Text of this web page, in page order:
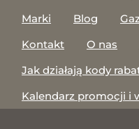
Marki
Blog
Kontakt
O nas
Jak działają kody
Kalendarz promocji i